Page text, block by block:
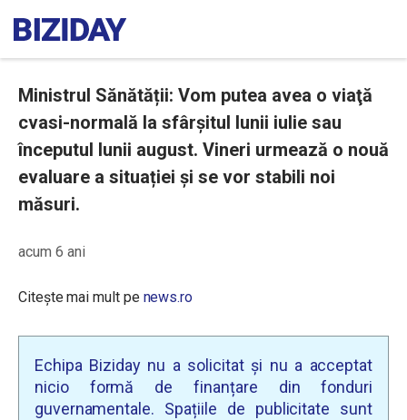
Ministrul Sănătății: Vom putea avea o viaţă
cvasi-normală la sfârşitul lunii iulie sau
începutul lunii august. Vineri urmează o nouă
evaluare a situației și se vor stabili noi
măsuri.
acum 6 ani
Citește mai mult pe news.ro
Echipa Biziday nu a solicitat și nu a acceptat
nicio formă de finanțare din fonduri
guvernamentale. Spațiile de publicitate sunt